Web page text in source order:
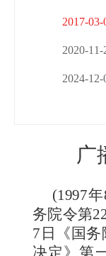
2017-03-
2020-11-
2024-12-
广
(1997
务院令第
7日《国
决定》第